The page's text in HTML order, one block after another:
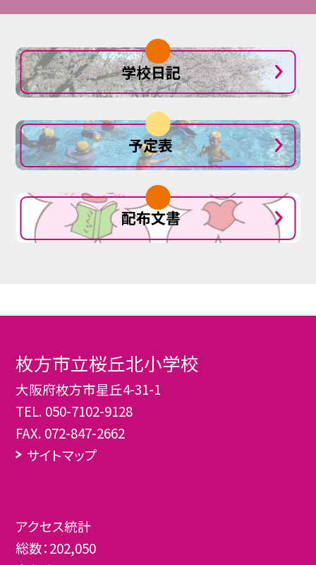
学校日記
予定表
配布文書
枚方市立桜丘北小学校
大阪府枚方市星丘4-31-1
TEL. 050-7102-9128
FAX. 072-847-2662
サイトマップ
アクセス統計
総数：202,050